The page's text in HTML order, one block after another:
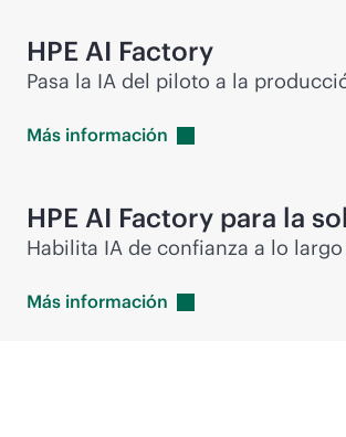
HPE AI Factory
Pasa la IA del piloto a la
Más información
HPE AI Factory para la
Habilita IA de confianza a lo
Más información